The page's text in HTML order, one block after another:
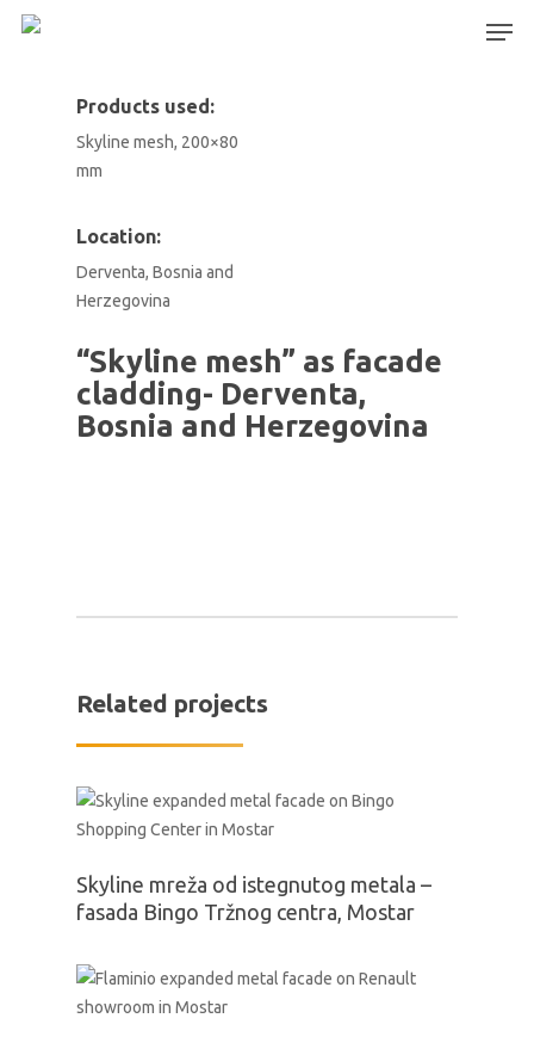
Hit enter to search or ESC to close
Products used:
Skyline mesh, 200×80
mm
Location:
Derventa, Bosnia and
Herzegovina
“Skyline mesh” as facade
cladding- Derventa,
Bosnia and Herzegovina
Related projects
Skyline mreža od istegnutog metala –
fasada Bingo Tržnog centra, Mostar